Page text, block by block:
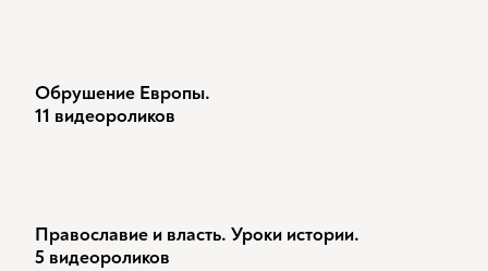
Обрушение Европы.
11 видеороликов
Православие и власть. Уроки истории.
5 видеороликов